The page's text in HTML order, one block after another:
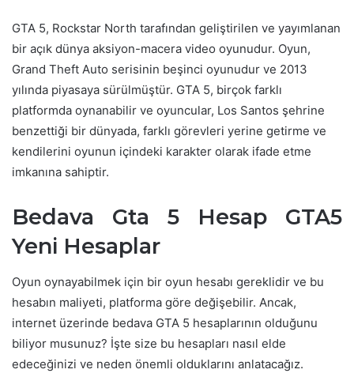
GTA 5, Rockstar North tarafından geliştirilen ve yayımlanan
bir açık dünya aksiyon-macera video oyunudur. Oyun,
Grand Theft Auto serisinin beşinci oyunudur ve 2013
yılında piyasaya sürülmüştür. GTA 5, birçok farklı
platformda oynanabilir ve oyuncular, Los Santos şehrine
benzettiği bir dünyada, farklı görevleri yerine getirme ve
kendilerini oyunun içindeki karakter olarak ifade etme
imkanına sahiptir.
Bedava Gta 5 Hesap GTA5
Yeni Hesaplar
Oyun oynayabilmek için bir oyun hesabı gereklidir ve bu
hesabın maliyeti, platforma göre değişebilir. Ancak,
internet üzerinde bedava GTA 5 hesaplarının olduğunu
biliyor musunuz? İşte size bu hesapları nasıl elde
edeceğinizi ve neden önemli olduklarını anlatacağız.